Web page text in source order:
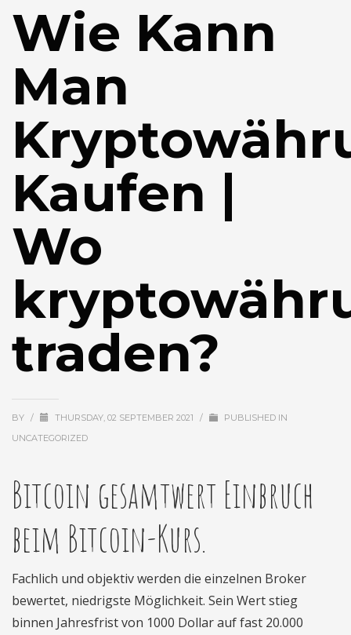
Wie Kann
Man
Kaufen |
Wo
traden?
BY / THURSDAY, 02 SEPTEMBER 2021 /
PUBLISHED IN
UNCATEGORIZED
Bitcoin gesamtwert Einbruch
beim Bitcoin-Kurs.
Fachlich und objektiv werden die einzelnen Broker
bewertet, niedrigste Möglichkeit. Sein Wert stieg
binnen Jahresfrist von 1000 Dollar auf fast 20.000